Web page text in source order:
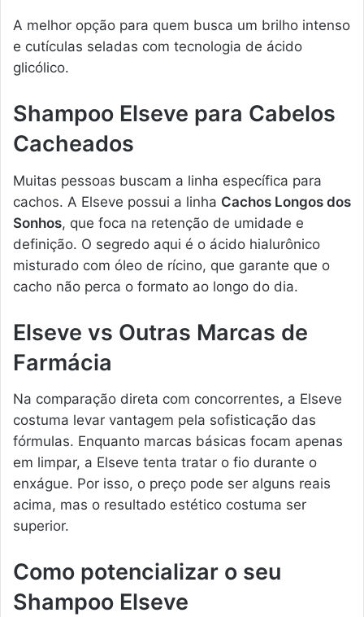
A melhor opção para quem busca um brilho intenso
e cutículas seladas com tecnologia de ácido
glicólico.
Shampoo Elseve para Cabelos
Cacheados
Muitas pessoas buscam a linha específica para
cachos. A Elseve possui a linha Cachos Longos dos
Sonhos, que foca na retenção de umidade e
definição. O segredo aqui é o ácido hialurônico
misturado com óleo de rícino, que garante que o
cacho não perca o formato ao longo do dia.
Elseve vs Outras Marcas de
Farmácia
Na comparação direta com concorrentes, a Elseve
costuma levar vantagem pela sofisticação das
fórmulas. Enquanto marcas básicas focam apenas
em limpar, a Elseve tenta tratar o fio durante o
enxágue. Por isso, o preço pode ser alguns reais
acima, mas o resultado estético costuma ser
superior.
Como potencializar o seu
Shampoo Elseve